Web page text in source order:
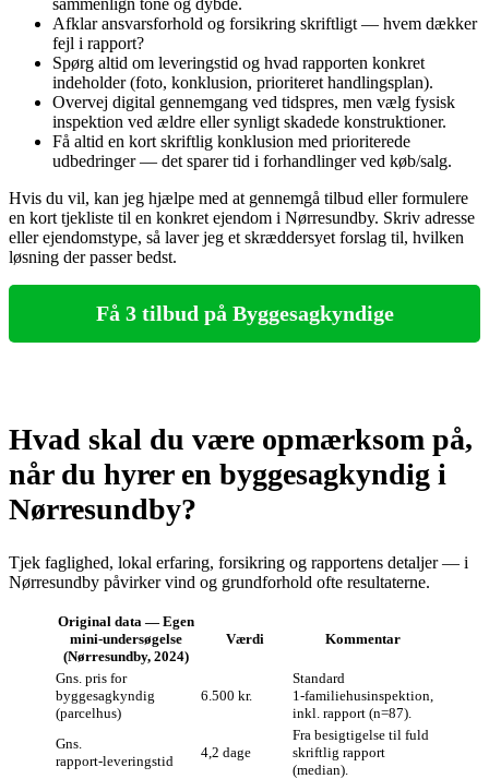
Afklar ansvarsforhold og forsikring skriftligt — hvem dækker
fejl i rapport?
Spørg altid om leveringstid og hvad rapporten konkret
indeholder (foto, konklusion, prioriteret handlingsplan).
Overvej digital gennemgang ved tidspres, men vælg fysisk
inspektion ved ældre eller synligt skadede konstruktioner.
Få altid en kort skriftlig konklusion med prioriterede
udbedringer — det sparer tid i forhandlinger ved køb/salg.
Hvis du vil, kan jeg hjælpe med at gennemgå tilbud eller formulere
en kort tjekliste til en konkret ejendom i Nørresundby. Skriv adresse
eller ejendomstype, så laver jeg et skræddersyet forslag til, hvilken
løsning der passer bedst.
Få 3 tilbud på Byggesagkyndige
Hvad skal du være opmærksom på,
når du hyrer en byggesagkyndig i
Nørresundby?
Tjek faglighed, lokal erfaring, forsikring og rapportens detaljer — i
Nørresundby påvirker vind og grundforhold ofte resultaterne.
Original data — Egen
mini‑undersøgelse
(Nørresundby, 2024)
Værdi Kommentar
Gns. pris for
byggesagkyndig
(parcelhus)
6.500 kr.
Standard
1‑familiehusinspektion,
inkl. rapport (n=87).
Gns.
rapport‑leveringstid
4,2 dage
Fra besigtigelse til fuld
skriftlig rapport
(median).